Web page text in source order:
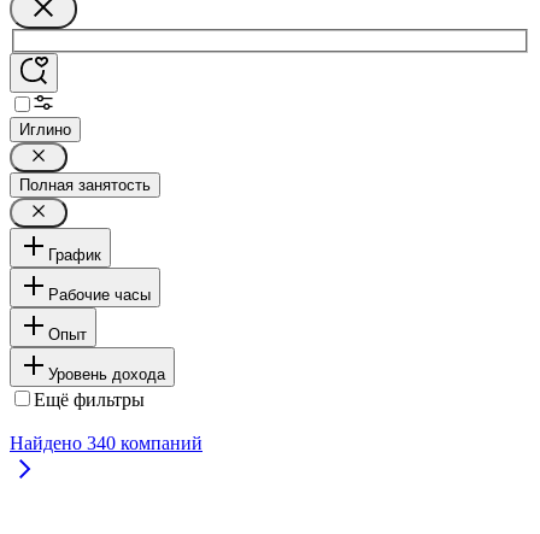
Иглино
Полная занятость
График
Рабочие часы
Опыт
Уровень дохода
Ещё фильтры
Найдено 340 компаний